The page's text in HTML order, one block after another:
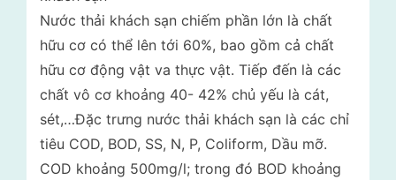
Nước thải khách sạn chiếm phần lớn là chất
hữu cơ có thể lên tới 60%, bao gồm cả chất
hữu cơ động vật va thực vật. Tiếp đến là các
chất vô cơ khoảng 40- 42% chủ yếu là cát,
sét,…Đặc trưng nước thải khách sạn là các chỉ
tiêu COD, BOD, SS, N, P, Coliform, Dầu mỡ.
COD khoảng 500mg/l; trong đó BOD khoảng